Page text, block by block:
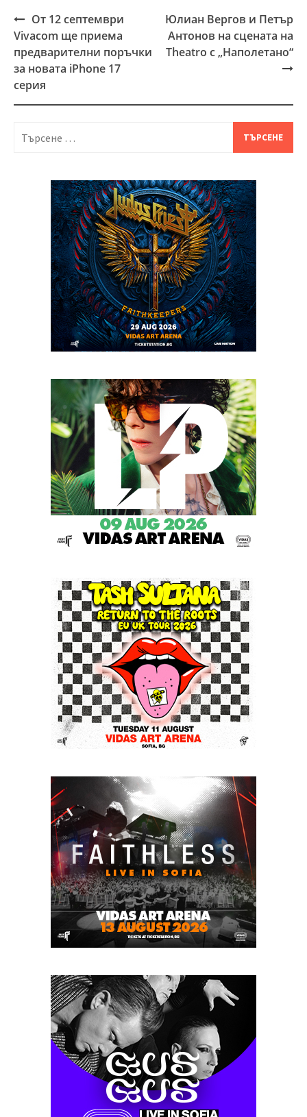
Post
navigation
От 12 септември
Vivacom ще приема
предварителни поръчки
за новата iPhone 17
серия
Юлиан Вергов и Петър
Антонов на сцената на
Theatro с „Наполетано“
за: